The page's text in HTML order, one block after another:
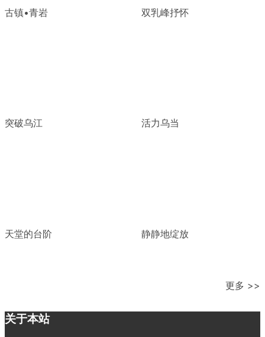
古镇•青岩 双乳峰抒怀
突破乌江 活力乌当
天堂的台阶 静静地绽放
更多 >>
关于本站